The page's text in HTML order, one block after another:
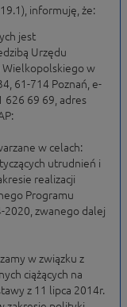
informuję, że:
jest
Urzędu
Wielkopolskiego w
61-714 Poznań, e-
626 69 69, adres
w celach:
utrudnień i
realizacji
Programu
2020, zwanego dalej
w związku z
ciążących na
z 11 lipca 2014r.